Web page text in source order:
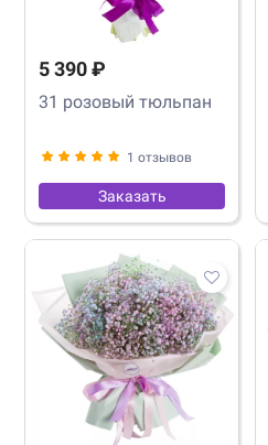
5 390 ₽
31 розовый тюльпан
1 отзывов
Заказать